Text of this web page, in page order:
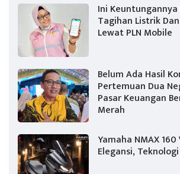
Ini
Tagihan Listrik
Lewat PLN Mobile
Belum Ada Hasil
Pertemuan Dua
Pasar Keuangan
Merah
Yamaha NMAX 160
Elegansi,